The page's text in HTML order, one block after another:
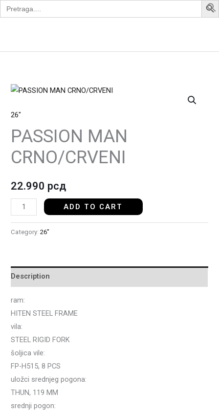
Search
for:
Skip
to
26"
PASSION MAN
CRNO/CRVENI
22.990 рсд
PASSION
CRNO/CRVENI
quantity
ADD TO CART
Category:26"
Description
ram:
HITEN STEEL FRAME
vila:
STEEL RIGID FORK
šoljica vile:
FP-H515, 8 PCS
uložci srednjeg pogona:
THUN, 119 MM
srednji pogon: